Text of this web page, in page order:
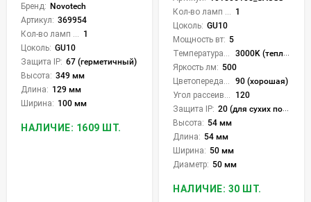
Бренд: Novotech
Артикул: 369954
Кол-во ламп или LED: 1
Цоколь: GU10
Защита IP: 67 (герметичный)
Высота: 349 мм
Длина: 129 мм
Ширина: 100 мм
НАЛИЧИЕ: 1609 ШТ.
1
Цоколь: GU10
Мощность вт: 5
3000K (теплый)
Яркость лм: 500
90 (хорошая)
120
Защита IP: 20 (для сухих пом.)
Высота: 54 мм
Длина: 54 мм
Ширина: 50 мм
Диаметр: 50 мм
НАЛИЧИЕ: 30 ШТ.